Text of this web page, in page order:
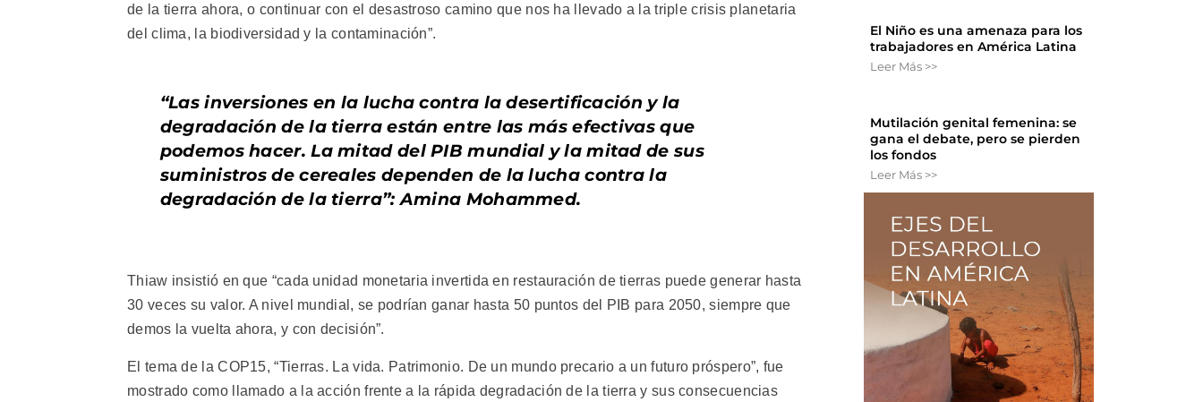
de la tierra ahora, o continuar con el desastroso camino que nos ha llevado a la triple crisis planetaria
del clima, la biodiversidad y la contaminación”.
“Las inversiones en la lucha contra la desertificación y la
degradación de la tierra están entre las más efectivas que
podemos hacer. La mitad del PIB mundial y la mitad de sus
suministros de cereales dependen de la lucha contra la
degradación de la tierra”: Amina Mohammed.
Thiaw insistió en que “cada unidad monetaria invertida en restauración de tierras puede generar hasta
30 veces su valor. A nivel mundial, se podrían ganar hasta 50 puntos del PIB para 2050, siempre que
demos la vuelta ahora, y con decisión”.
El tema de la COP15, “Tierras. La vida. Patrimonio. De un mundo precario a un futuro próspero”, fue
mostrado como llamado a la acción frente a la rápida degradación de la tierra y sus consecuencias
El Niño es una amenaza para los
trabajadores en América Latina
Leer Más >>
Mutilación genital femenina: se
gana el debate, pero se pierden
los fondos
Leer Más >>